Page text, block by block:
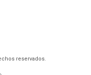
reservados.